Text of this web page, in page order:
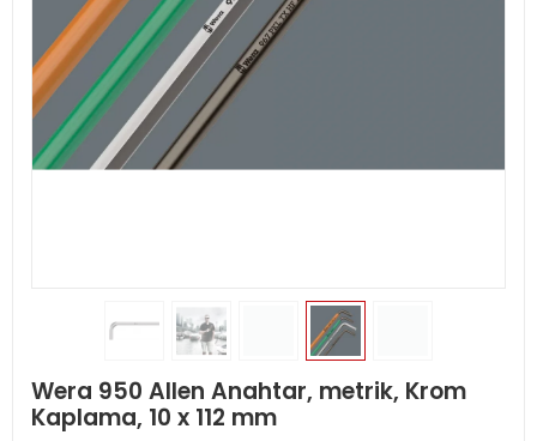
Wera 950 Allen Anahtar, metrik, Krom
Kaplama, 10 x 112 mm